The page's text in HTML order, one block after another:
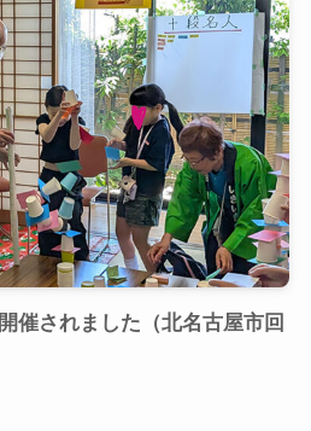
催されました（北名古屋市回